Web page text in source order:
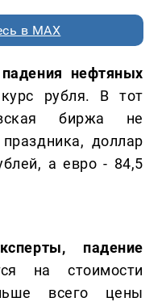
в MAX
нефтяных
рубля. В тот
биржа не
доллар
а евро - 84,5
падение
на стоимости
всего цены